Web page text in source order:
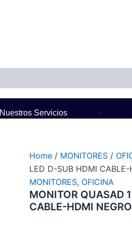
Nuestros Servicios
Home / MONITORES /
LED D-SUB HDMI CABLE-
MONITORES, OFICINA
MONITOR QUASAD
CABLE-HDMI NEGRO